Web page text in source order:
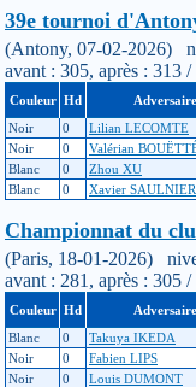
39e tournoi
(Antony, 07-02-2026)
avant : 305, après : 313
Couleur Hd Adversaire
Noir
0 Lilian LECOMTE
Noir
0 Valérian
Blanc
0 Zhou XU
Blanc
0 Xavier SAULNIER
Championnat du
(Paris, 18-01-2026)
avant : 281, après : 305
Couleur Hd Adversaire
Blanc
0 Takuya IKEDA
Noir
0 Fabien LIPS
Noir
0 Louis DUMONT